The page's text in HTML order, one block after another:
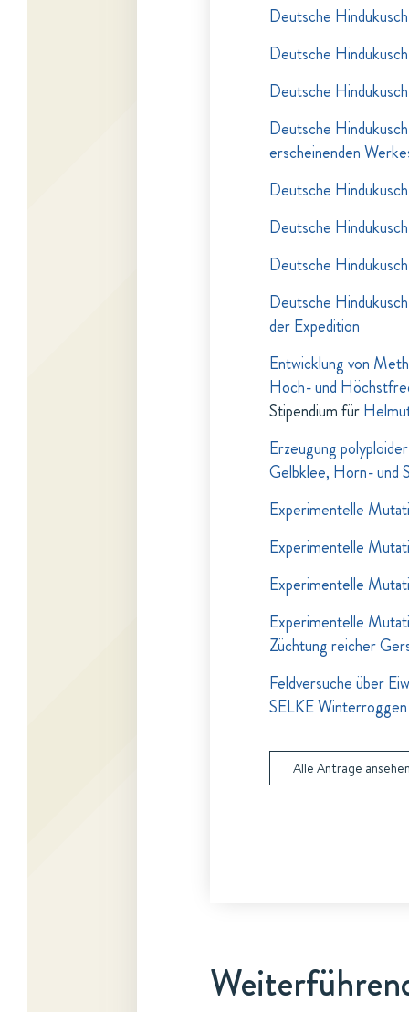
Deutsche
Deutsche
Deutsche
Deutsche
erscheinenden
Deutsche
Deutsche
Deutsche
Deutsche
der Expedition
Entwicklung von
Hoch- und
Stipendium für
Erzeugung
Gelbklee, Horn- und
Experimentelle
Experimentelle
Experimentelle
Experimentelle
Züchtung reicher
Feldversuche über
SELKE Winterroggen
Alle Anträge